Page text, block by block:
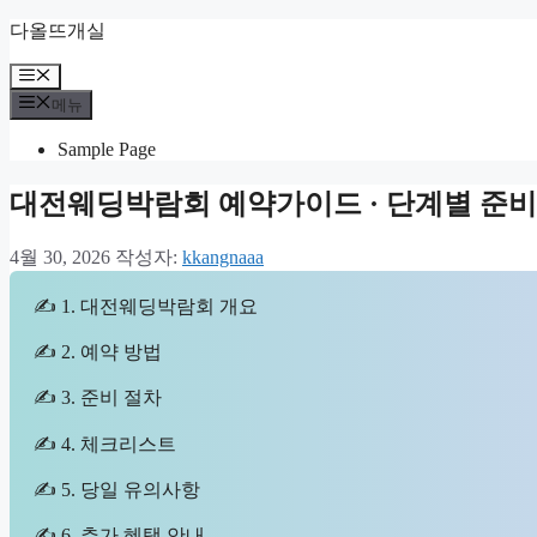
컨
츠
로
기
다올뜨개실
메
뉴
메뉴
Sample Page
대전웨딩박람회 예약가이드 · 단계별 준
4월 30, 2026 작성자: kkangnaaa
✍ 1. 대전웨딩박람회 개요
✍ 2. 예약 방법
✍ 3. 준비 절차
✍ 4. 체크리스트
✍ 5. 당일 유의사항